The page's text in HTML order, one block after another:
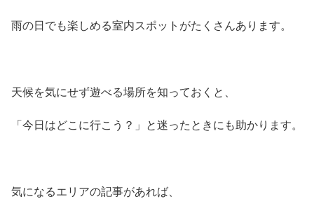
雨の日でも楽しめる室内スポットがたくさんあります。
天候を気にせず遊べる場所を知っておくと、
「今日はどこに行こう？」と迷ったときにも助かります。
気になるエリアの記事があれば、